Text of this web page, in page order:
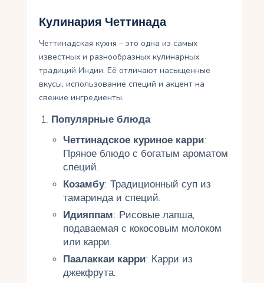
Кулинария Четтинада
Четтинадская кухня – это одна из самых
известных и разнообразных кулинарных
традиций Индии. Её отличают насыщенные
вкусы, использование специй и акцент на
свежие ингредиенты.
Популярные блюда
Четтинадское куриное карри:
Пряное блюдо с богатым ароматом
специй.
Козамбу: Традиционный суп из
тамаринда и специй.
Идияппам: Рисовые лапша,
подаваемая с кокосовым молоком
или карри.
Паалаккаи карри: Карри из
джекфрута.